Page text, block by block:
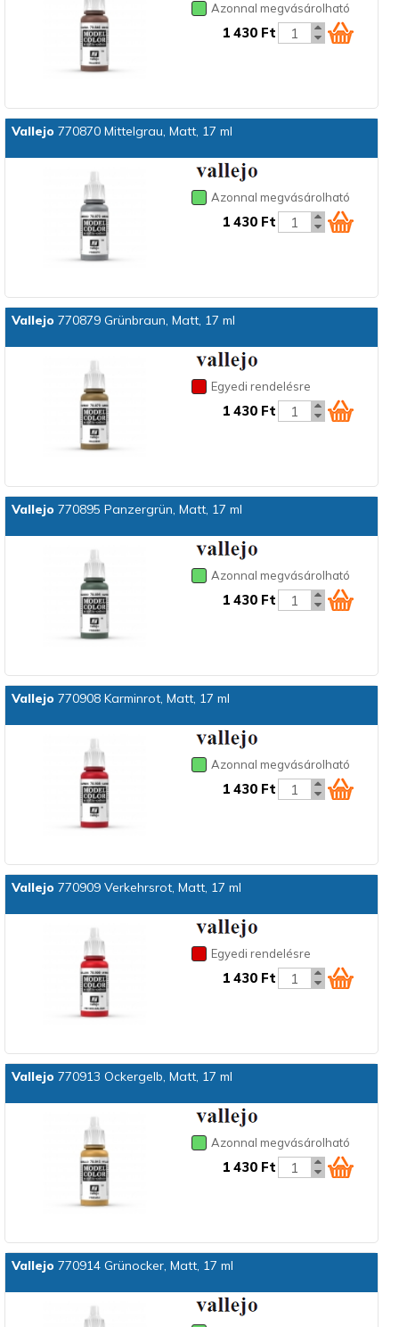
Azonnal megvásárolható
1 430 Ft
Vallejo 770870 Mittelgrau, Matt, 17 ml
Azonnal megvásárolható
1 430 Ft
Vallejo 770879 Grünbraun, Matt, 17 ml
Egyedi rendelésre
1 430 Ft
Vallejo 770895 Panzergrün, Matt, 17 ml
Azonnal megvásárolható
1 430 Ft
Vallejo 770908 Karminrot, Matt, 17 ml
Azonnal megvásárolható
1 430 Ft
Vallejo 770909 Verkehrsrot, Matt, 17 ml
Egyedi rendelésre
1 430 Ft
Vallejo 770913 Ockergelb, Matt, 17 ml
Azonnal megvásárolható
1 430 Ft
Vallejo 770914 Grünocker, Matt, 17 ml